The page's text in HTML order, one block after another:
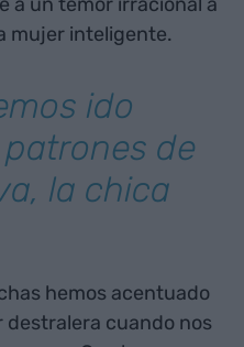
mujer inteligente.
ido
de
la chica
hemos acentuado
cuando nos